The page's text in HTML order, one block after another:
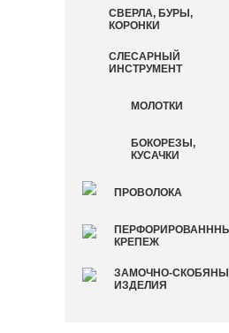
СВЕРЛА, БУРЫ,
КОРОНКИ
СЛЕСАРНЫЙ
ИНСТРУМЕНТ
МОЛОТКИ
БОКОРЕЗЫ,
КУСАЧКИ
ПРОВОЛОКА
КРЕПЕЖ
ЗАМОЧНО-
ИЗДЕЛИЯ